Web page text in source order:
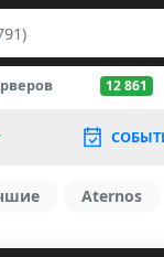
12 861
Aternos